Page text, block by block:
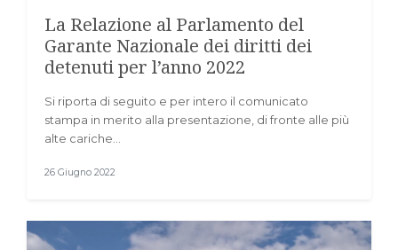
La Relazione al Parlamento del
Garante Nazionale dei diritti dei
detenuti per l’anno 2022
Si riporta di seguito e per intero il comunicato
stampa in merito alla presentazione, di fronte alle più
alte cariche…
26 Giugno 2022